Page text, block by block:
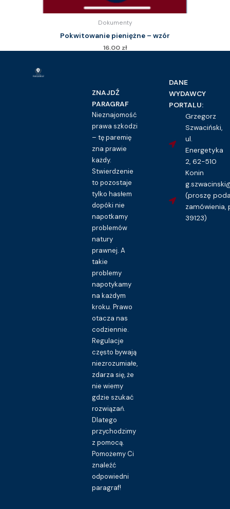
Dokumenty
Pokwitowanie pieniężne – wzór
16.00 zł
ZNAJDŹ
PARAGRAF
Nieznajomość
prawa szkodzi
– tę paremię
zna prawie
każdy.
Stwierdzenie
to pozostaje
tylko hasłem
dopóki nie
napotkamy
problemów
natury
prawnej. A
takie
problemy
napotykamy
na każdym
kroku. Prawo
otacza nas
codziennie.
Regulacje
często bywają
niezrozumiałe,
zdarza się, że
nie wiemy
gdzie szukać
rozwiązań.
Dlatego
przychodzimy
z pomocą.
Pomożemy Ci
znaleźć
odpowiedni
paragraf!
DANE
WYDAWCY
PORTALU:
Grzegorz
Szwaciński,
ul.
Energetyka
2, 62-510
Konin
(proszę
zamówienia,
39123)